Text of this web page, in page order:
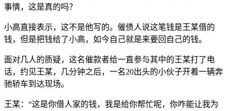
事情，这是真的吗？
小高直接表示，这不是他写的。催债人说这笔钱是王某借的
钱，但是把钱给了小高，如今自己就是来要回自己的钱。
面对几人的质疑，这名催款者给一直参与其中的王某打了电
话，约见王某，几分钟之后，一名20出头的小伙子开着一辆奔
驰轿车到达现场。
王某：“这是你借人家的钱，我是给你帮忙呢，你咋能让我为